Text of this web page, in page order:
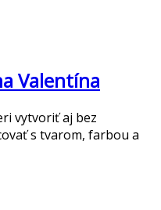
Valentína
vytvoriť aj bez
s tvarom, farbou a